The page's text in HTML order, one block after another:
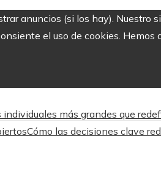
anuncios (si los hay). Nuestro
el uso de cookies.
más grandes que
Cómo las decisiones clave